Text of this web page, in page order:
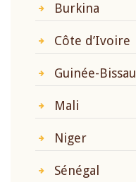
Burkina
Côte d’Ivoire
Guinée-Bissau
Mali
Niger
Sénégal